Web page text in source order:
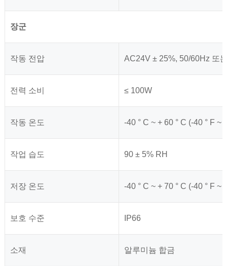
장군
작동 전압 AC24V ± 25%, 50/60Hz 또
전력 소비 ≤ 100W
작동 온도 -40 ° C ~ + 60 ° C (-40 ° F ~
작업 습도 90 ± 5% RH
저장 온도 -40 ° C ~ + 70 ° C (-40 ° F ~
보호 수준 IP66
소재 알루미늄 합금